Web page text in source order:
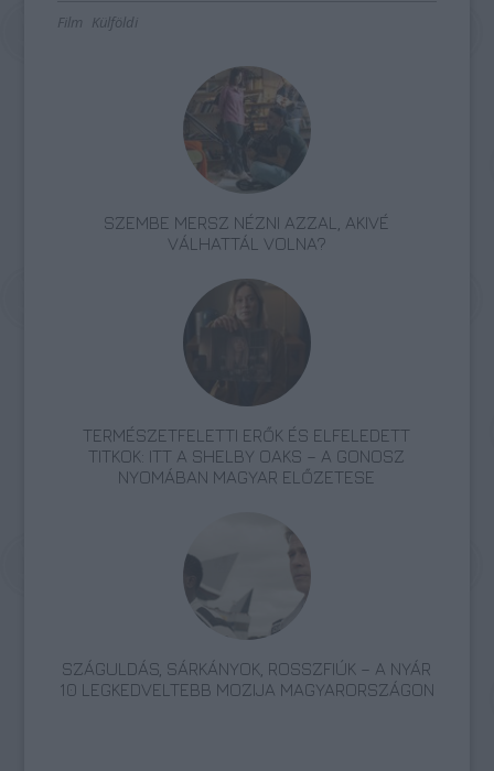
Film Külföldi
SZEMBE MERSZ NÉZNI AZZAL, AKIVÉ
VÁLHATTÁL VOLNA?
TERMÉSZETFELETTI ERŐK ÉS ELFELEDETT
TITKOK: ITT A SHELBY OAKS – A GONOSZ
NYOMÁBAN MAGYAR ELŐZETESE
SZÁGULDÁS, SÁRKÁNYOK, ROSSZFIÚK – A NYÁR
10 LEGKEDVELTEBB MOZIJA MAGYARORSZÁGON